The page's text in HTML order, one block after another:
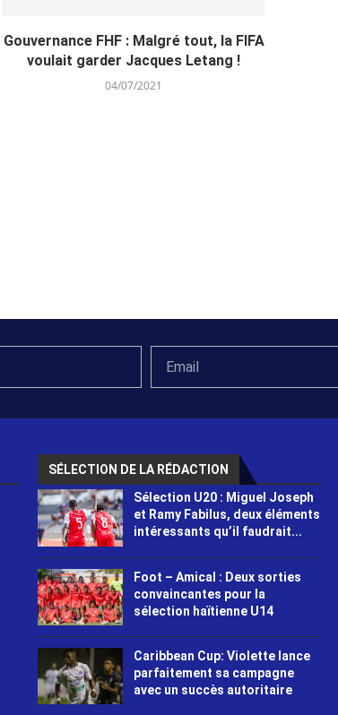
Gouvernance FHF : Malgré tout, la FIFA
voulait garder Jacques Letang !
04/07/2021
SÉLECTION DE LA RÉDACTION
Sélection U20 : Miguel Joseph
et Ramy Fabilus, deux éléments
intéressants qu’il faudrait...
Foot – Amical : Deux sorties
convaincantes pour la
sélection haïtienne U14
Caribbean Cup: Violette lance
parfaitement sa campagne
avec un succès autoritaire